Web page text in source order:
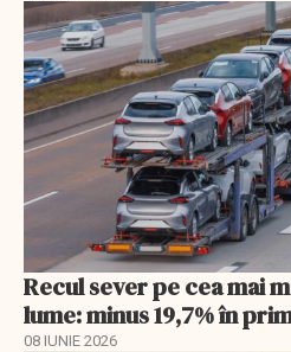
Recul sever pe cea mai
lume: minus 19,7% în
08 IUNIE 2026